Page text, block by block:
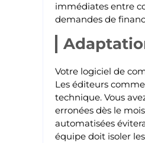
immédiates entre
demandes de
Votre logiciel de
Les éditeurs
technique. Vous
erronées dès le
automatisées
équipe doit isoler